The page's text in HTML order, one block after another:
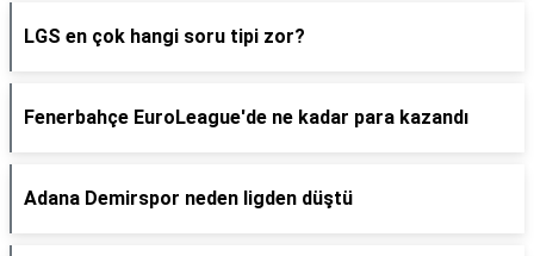
LGS en çok hangi soru tipi zor?
Fenerbahçe EuroLeague'de ne kadar para kazandı
Adana Demirspor neden ligden düştü